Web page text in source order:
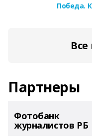
Победа.
Партнеры
Фотобанк
журналистов РБ